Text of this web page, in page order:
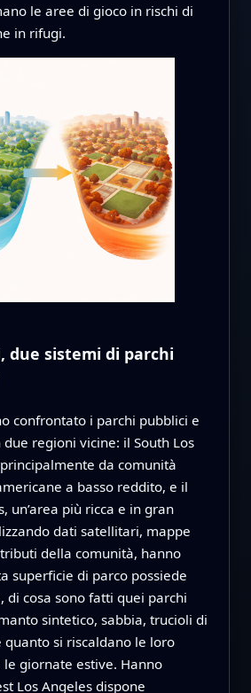
le aree di gioco in rischi di
in rifugi.
due sistemi di parchi
confrontato i parchi pubblici e
regioni vicine: il South Los
da comunità
a basso reddito, e il
un’area più ricca e in gran
dati satellitari, mappe
della comunità, hanno
superficie di parco possiede
di cosa sono fatti quei parchi
sintetico, sabbia, trucioli di
quanto si riscaldano le loro
giornate estive. Hanno
Los Angeles dispone